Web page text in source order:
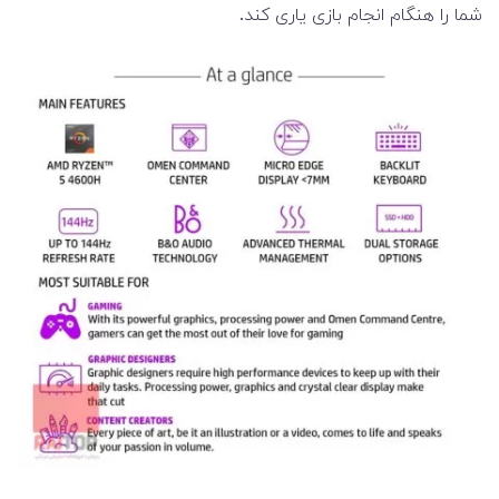
شما را هنگام انجام بازی یاری کند.